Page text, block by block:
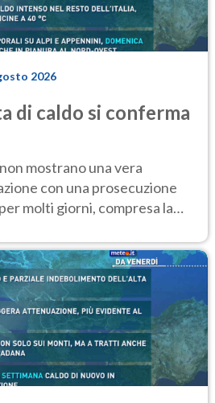
2026
di caldo si conferma
mostrano una vera
con una prosecuzione
molti giorni, compresa la